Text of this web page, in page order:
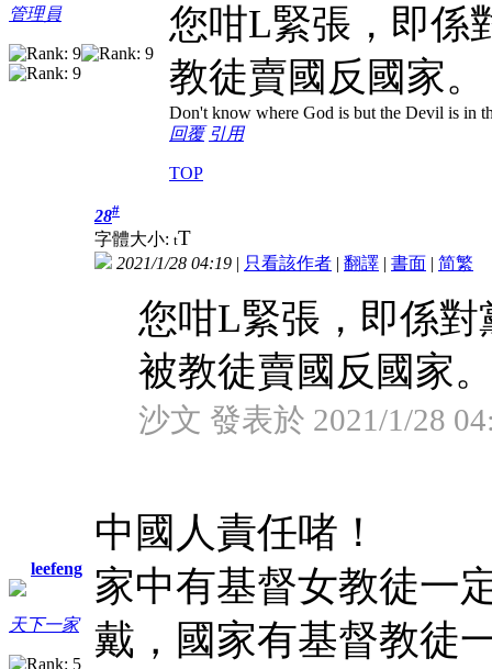
管理員
您咁L緊張，即係
教徒賣國反國家。
Don't know where God is but the Devil is in
回覆 引用
TOP
leefeng
天下一家
28#
字體大小: tT
2021/1/28 04:19 | 只看該作者 | 翻譯 | 書面 | 简繁
您咁L緊張，即係
被教徒賣國反國家
沙文 發表於 2021/1/28
中國人責任啫！
家中有基督女教徒一
戴，國家有基督教徒